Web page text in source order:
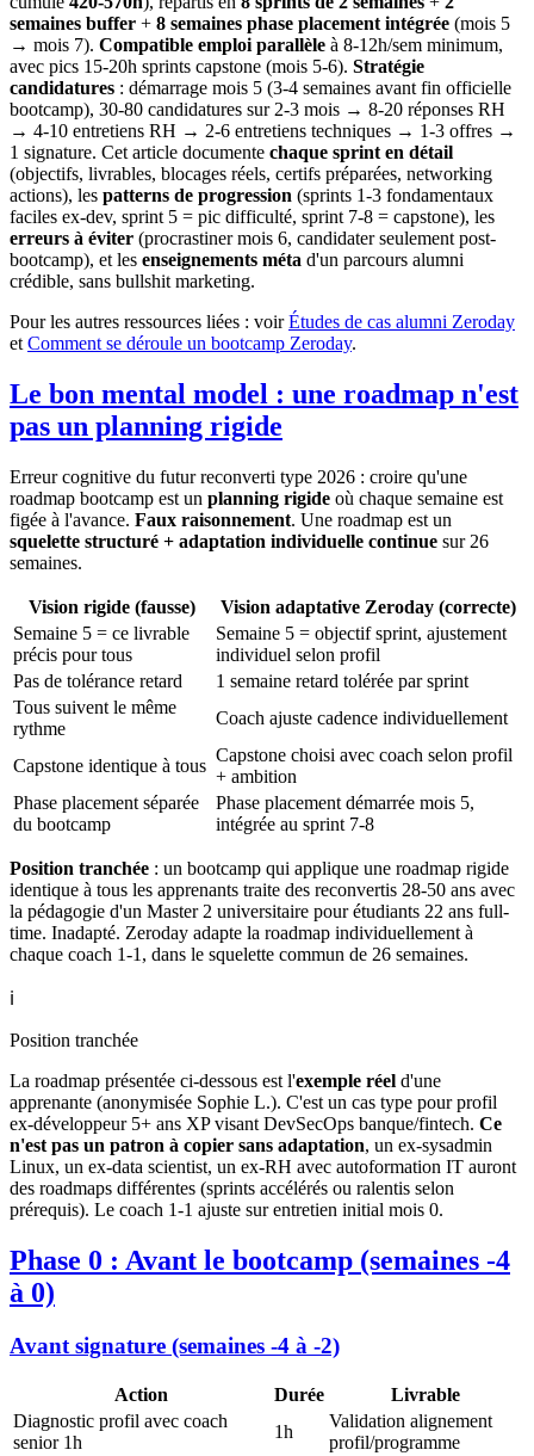
semaines buffer + 8 semaines phase placement intégrée (mois 5
→ mois 7). Compatible emploi parallèle à 8-12h/sem minimum,
avec pics 15-20h sprints capstone (mois 5-6). Stratégie
candidatures : démarrage mois 5 (3-4 semaines avant fin officielle
bootcamp), 30-80 candidatures sur 2-3 mois → 8-20 réponses RH
→ 4-10 entretiens RH → 2-6 entretiens techniques → 1-3 offres →
1 signature. Cet article documente chaque sprint en détail
(objectifs, livrables, blocages réels, certifs préparées, networking
actions), les patterns de progression (sprints 1-3 fondamentaux
faciles ex-dev, sprint 5 = pic difficulté, sprint 7-8 = capstone), les
erreurs à éviter (procrastiner mois 6, candidater seulement post-
bootcamp), et les enseignements méta d'un parcours alumni
crédible, sans bullshit marketing.
Pour les autres ressources liées : voirÉtudes de cas alumni Zeroday
et Comment se déroule un bootcamp Zeroday.
Le bon mental model : une roadmap n'est
pas un planning rigide
Erreur cognitive du futur reconverti type 2026 : croire qu'une
roadmap bootcamp est un planning rigide où chaque semaine est
figée à l'avance. Faux raisonnement. Une roadmap est un
squelette structuré + adaptation individuelle continue sur 26
semaines.
Vision rigide (fausse)
Vision adaptative Zeroday (correcte)
Semaine 5 = ce livrable
précis pour tous
Semaine 5 = objectif sprint, ajustement
individuel selon profil
Pas de tolérance retard
1 semaine retard tolérée par sprint
Tous suivent le même
rythme
Coach ajuste cadence individuellement
Capstone identique à tous
Capstone choisi avec coach selon profil
+ ambition
Phase placement séparée
du bootcamp
Phase placement démarrée mois 5,
intégrée au sprint 7-8
Position tranchée : un bootcamp qui applique une roadmap rigide
identique à tous les apprenants traite des reconvertis 28-50 ans avec
la pédagogie d'un Master 2 universitaire pour étudiants 22 ans full-
time. Inadapté. Zeroday adapte la roadmap individuellement à
chaque coach 1-1, dans le squelette commun de 26 semaines.
ℹ️
Position tranchée
La roadmap présentée ci-dessous est l'exemple réel d'une
apprenante (anonymisée Sophie L.). C'est un cas type pour profil
ex-développeur 5+ ans XP visant DevSecOps banque/fintech. Ce
n'est pas un patron à copier sans adaptation, un ex-sysadmin
Linux, un ex-data scientist, un ex-RH avec autoformation IT auront
des roadmaps différentes (sprints accélérés ou ralentis selon
prérequis). Le coach 1-1 ajuste sur entretien initial mois 0.
Phase 0 : Avant le bootcamp (semaines -4
à 0)
Avant signature (semaines -4 à -2)
Action Durée
Livrable
Diagnostic profil avec coach
senior 1h
1h
Validation alignement
profil/programme